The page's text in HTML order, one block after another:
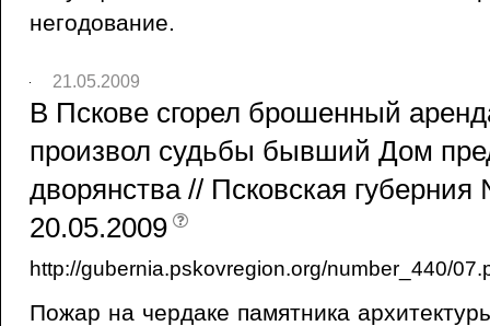
негодование.
21.05.2009
В Пскове сгорел брошенный
произвол судьбы бывший Дом
дворянства // Псковская
20.05.2009
http://gubernia.pskovregion.org/number_440/
Пожар на чердаке памятника